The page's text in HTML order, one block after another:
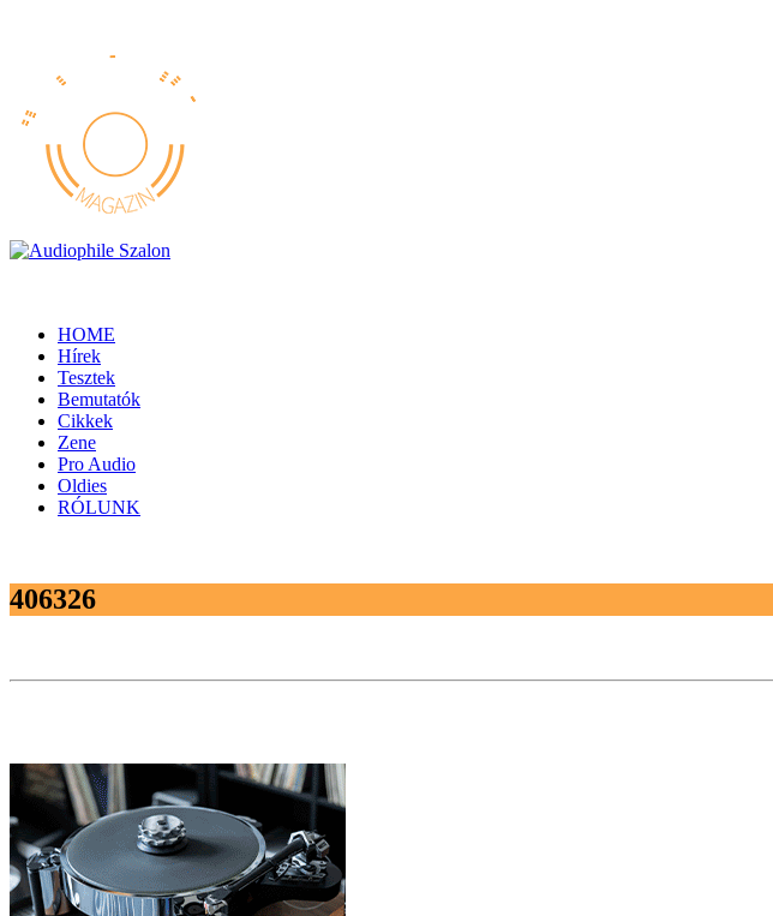
HOME
Hírek
Tesztek
Bemutatók
Cikkek
Zene
Pro Audio
Oldies
RÓLUNK
406326